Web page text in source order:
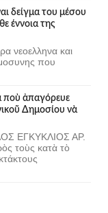
δείγμα του μέσου
έννοια της
νεοελληνα και
που
ποὺ ἀπαγόρευε
Δημοσίου νὰ
ΕΓΚΥΚΛΙΟΣ ΑΡ.
τοὺς κατὰ τὸ